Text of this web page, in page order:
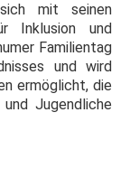
mit seinen
Inklusion und
Familientag
und wird
ermöglicht, die
Jugendliche